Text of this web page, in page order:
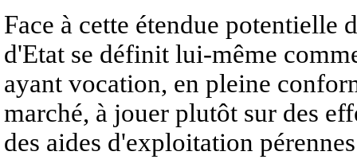
Face à cette étendue potentielle
d'Etat se définit lui-même
ayant vocation, en pleine
marché, à jouer plutôt sur des
des aides d'exploitation